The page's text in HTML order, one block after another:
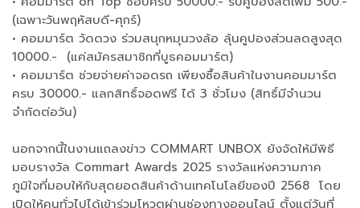
(เฉพาะวันพฤหัสบดี-ศุกร์)
• คอมมาร์ต วัดดวง ร่วมสนุกหมุนวงล้อ ลุ้นคูปองส่วนลดสูงสุด
10000.- (แค่สมัครสมาชิกที่บูธคอมมาร์ต)
• คอมมาร์ต ช่วยจ่ายค่าจอดรถ เพียงซื้อสินค้าในงานคอมมาร์ต
ครบ 30000.- แลกสิทธิ์จอดฟรี ได้ 3 ชั่วโมง (สิทธิ์มีจำนวน
จำกัดต่อวัน)
นอกจากนี้ในงานแถลงข่าว COMMART UNBOX ยังจัดให้มีพิธี
มอบรางวัล Commart Awards 2025 รางวัลแห่งความภาค
ภูมิใจที่มอบให้กับสุดยอดสินค้าด้านเทคโนโลยีของปี 2568 โดย
เปิดให้คนทั่วไปได้เข้าร่วมโหวตผ่านช่องทางออนไลน์ ตั้งแต่วันที่